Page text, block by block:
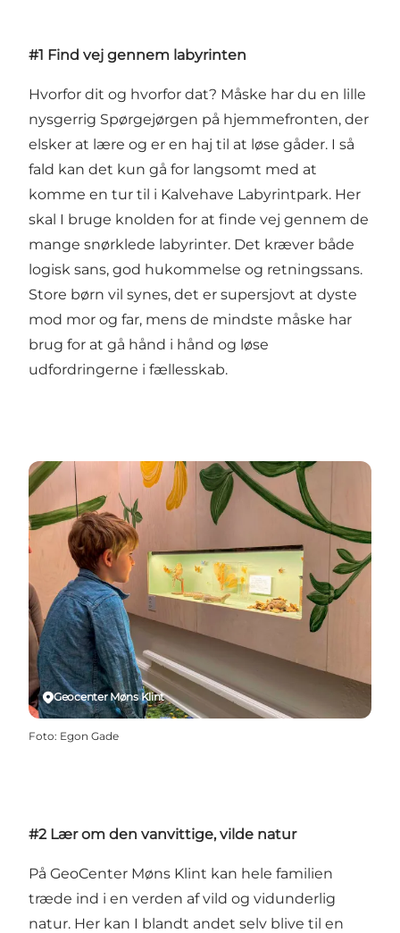
#1 Find vej gennem labyrinten
Hvorfor dit og hvorfor dat? Måske har du en lille
nysgerrig Spørgejørgen på hjemmefronten, der
elsker at lære og er en haj til at løse gåder. I så
fald kan det kun gå for langsomt med at
komme en tur til i Kalvehave Labyrintpark. Her
skal I bruge knolden for at finde vej gennem de
mange snørklede labyrinter. Det kræver både
logisk sans, god hukommelse og retningssans.
Store børn vil synes, det er supersjovt at dyste
mod mor og far, mens de mindste måske har
brug for at gå hånd i hånd og løse
udfordringerne i fællesskab.
Geocenter Møns Klint
Foto: Egon Gade
#2 Lær om den vanvittige, vilde natur
På GeoCenter Møns Klint kan hele familien
træde ind i en verden af vild og vidunderlig
natur. Her kan I blandt andet selv blive til en